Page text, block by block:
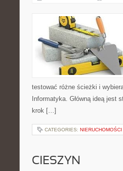
testować różne ścieżki i
Informatyka. Główną ideą jest
krok […]
CATEGORIES: NIERUCHOMOŚCI
CIESZYN